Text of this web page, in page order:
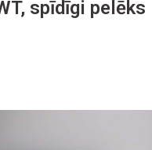
spīdīgi pelēks